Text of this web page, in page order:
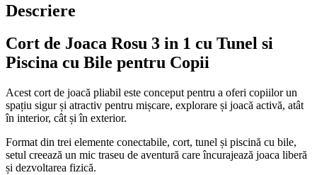
Descriere
Cort de Joaca Rosu 3 in 1 cu Tunel si
Piscina cu Bile pentru Copii
Acest cort de joacă pliabil este conceput pentru a oferi copiilor un
spațiu sigur și atractiv pentru mișcare, explorare și joacă activă, atât
în interior, cât și în exterior.
Format din trei elemente conectabile, cort, tunel și piscină cu bile,
setul creează un mic traseu de aventură care încurajează joaca liberă
și dezvoltarea fizică.